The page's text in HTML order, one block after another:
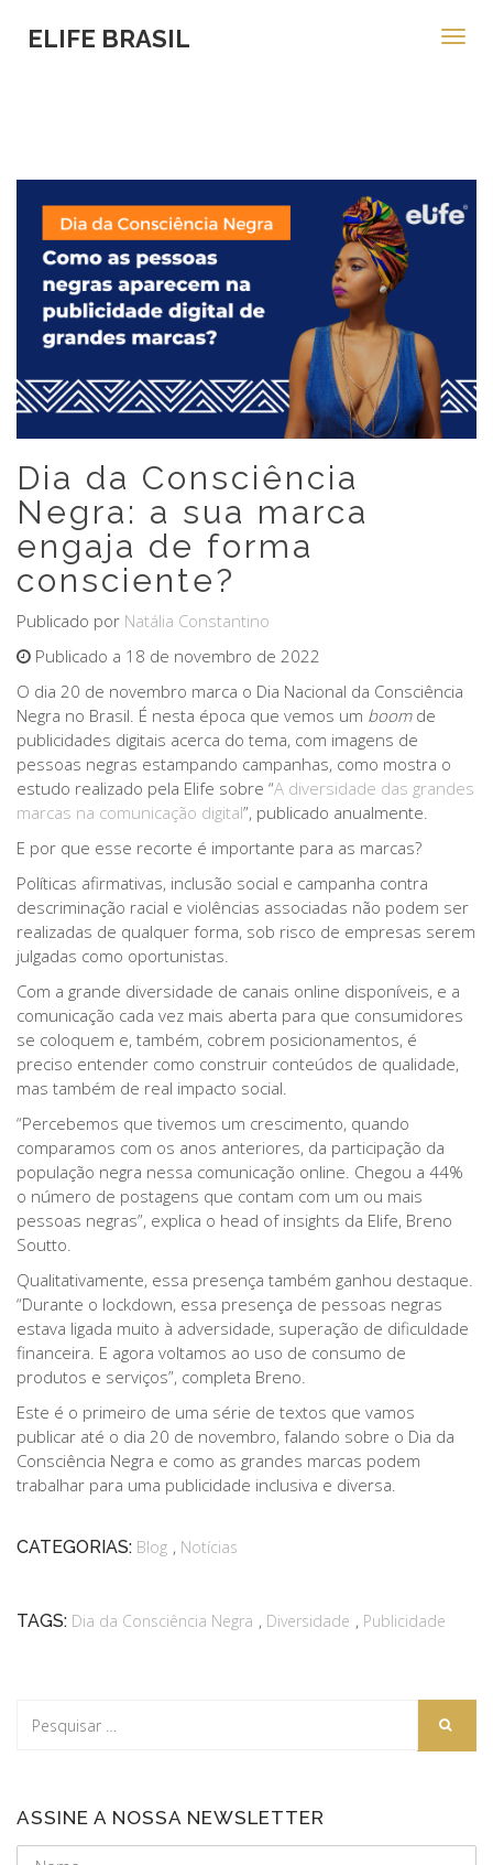
ELIFE BRASIL
Dia da Consciência
Negra: a sua marca
engaja de forma
consciente?
Publicado por Natália Constantino
Publicado a 18 de novembro de 2022
O dia 20 de novembro marca o Dia Nacional da Consciência
Negra no Brasil. É nesta época que vemos um boom de
publicidades digitais acerca do tema, com imagens de
pessoas negras estampando campanhas, como mostra o
estudo realizado pela Elife sobre “A diversidade das grandes
marcas na comunicação digital”, publicado anualmente.
E por que esse recorte é importante para as marcas?
Políticas afirmativas, inclusão social e campanha contra
descriminação racial e violências associadas não podem ser
realizadas de qualquer forma, sob risco de empresas serem
julgadas como oportunistas.
Com a grande diversidade de canais online disponíveis, e a
comunicação cada vez mais aberta para que consumidores
se coloquem e, também, cobrem posicionamentos, é
preciso entender como construir conteúdos de qualidade,
mas também de real impacto social.
“Percebemos que tivemos um crescimento, quando
comparamos com os anos anteriores, da participação da
população negra nessa comunicação online. Chegou a 44%
o número de postagens que contam com um ou mais
pessoas negras”, explica o head of insights da Elife, Breno
Soutto.
Qualitativamente, essa presença também ganhou destaque.
“Durante o lockdown, essa presença de pessoas negras
estava ligada muito à adversidade, superação de dificuldade
financeira. E agora voltamos ao uso de consumo de
produtos e serviços”, completa Breno.
Este é o primeiro de uma série de textos que vamos
publicar até o dia 20 de novembro, falando sobre o Dia da
Consciência Negra e como as grandes marcas podem
trabalhar para uma publicidade inclusiva e diversa.
CATEGORIAS: Blog , Notícias
TAGS: Dia da Consciência Negra , Diversidade , Publicidade
ASSINE A NOSSA NEWSLETTER